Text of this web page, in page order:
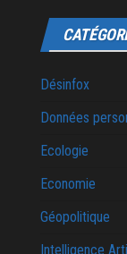
Désinfox
Données
Ecologie
Economie
Géopolitique
Intelligence